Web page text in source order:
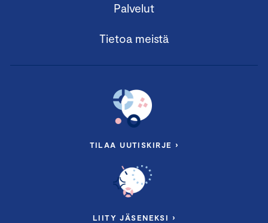
Palvelut
Tietoa meistä
TILAA UUTISKIRJE ›
LIITY JÄSENEKSI ›